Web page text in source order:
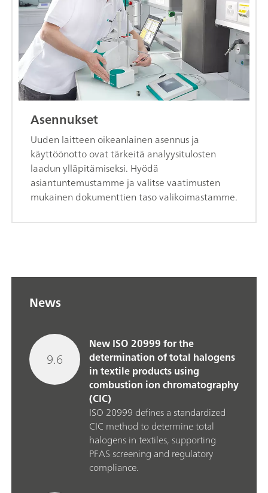
Asennukset
Uuden laitteen oikeanlainen asennus ja
käyttöönotto ovat tärkeitä analyysitulosten
laadun ylläpitämiseksi. Hyödä
asiantuntemustamme ja valitse vaatimusten
mukainen dokumenttien taso valikoimastamme.
News
9.6
New ISO 20999 for the
determination of total halogens
in textile products using
combustion ion chromatography
(CIC)
ISO 20999 defines a standardized
CIC method to determine total
halogens in textiles, supporting
PFAS screening and regulatory
compliance.